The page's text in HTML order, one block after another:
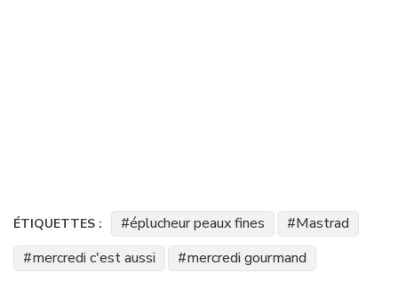
ÉTIQUETTES : éplucheur peaux fines
Mastrad
mercredi c'est aussi
mercredi gourmand